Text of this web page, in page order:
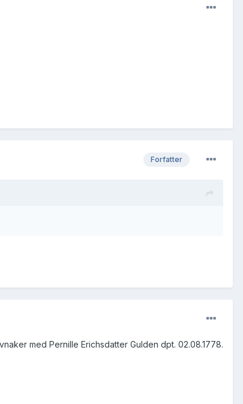
Forfatter
med Pernille Erichsdatter Gulden dpt. 02.08.1778.